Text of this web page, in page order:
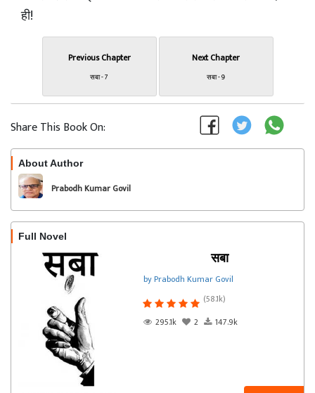
ही!
Previous Chapter
सबा - 7
Next Chapter
सबा - 9
Share This Book On:
About Author
Prabodh Kumar Govil
Full Novel
सबा
by Prabodh Kumar Govil
(58.1k)
295.1k
2 147.9k